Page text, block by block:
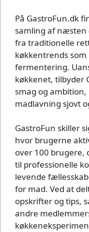
På GastroFun.dk
samling af næsten
fra traditionelle
køkkentrends som
fermentering.
køkkenet, tilbyder
smag og
madlavning sjovt
GastroFun skiller
hvor brugerne
over 100 brugere,
til professionelle
levende
for mad. Ved at
opskrifter og tips,
andre